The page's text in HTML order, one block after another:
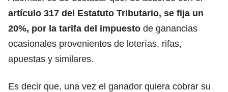
artículo 317 del Estatuto Tributario, se fija un
20%, por la tarifa del impuesto de ganancias
ocasionales provenientes de loterías, rifas,
apuestas y similares.
Es decir que, una vez el ganador quiera cobrar su